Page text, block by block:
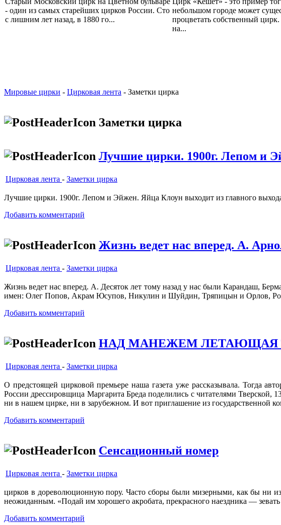
- один из самых старейших цирков России. Сто
с лишним лет назад, в 1880 го...
небольшом городе может
процветать собственный
на...
Мировые цирки - Цирковая лента - Заметки цирка
Заметки цирка
Лучшие цирки. 1900г. Лепом и
Цирковая лента - Заметки цирка
Лучшие цирки. 1900г. Лепом и Эйжен. Яйца Клоун выходит из главного
Добавить комментарий
Жизнь ведет нас вперед. А.
Цирковая лента - Заметки цирка
Жизнь ведет нас вперед. А. Десяток лет тому назад у нас были Карандаш,
имен: Олег Попов, Акрам Юсупов, Никулин и Шуйдин, Тряпицын и Орлов,
Добавить комментарий
НАД МАНЕЖЕМ ЛЕТАЮЩАЯ
Цирковая лента - Заметки цирка
О предстоящей цирковой премьере наша газета уже рассказывала. Тогда
России дрессировщица Маргарита Бреда поделились с читателями
ни в нашем цирке, ни в зарубежном. И вот приглашение из государственной
Добавить комментарий
Сенсационный номер
Цирковая лента - Заметки цирка
цирков в дореволюционную пору. Часто сборы были мизерными, как бы ни
неожиданным. «Подай им хорошего акробата, прекрасного наездника — зевать
Добавить комментарий